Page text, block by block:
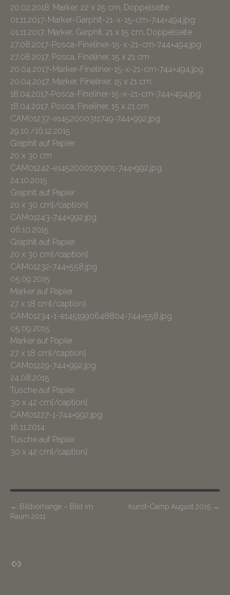
20.02.2018, Marker, 22 x 25 cm, Doppelseite
01.11.2017-Marker-Garphit-21-x-15-cm-744×494.jpg
01.11.2017, Marker, Garphit, 21 x 15 cm, Doppelseite
27.08.2017-Posca-Fineliner-15-x-21-cm-744×494.jpg
27.08.2017, Posca, Fineliner, 15 x 21 cm
20.04.2017-Marker-Fineliner-15-x-21-cm-744×494.jpg
20.04.2017, Marker, Fineliner, 15 x 21 cm
18.04.2017-Posca-Fineliner-15-x-21-cm-744×494.jpg
18.04.2017, Posca, Fineliner, 15 x 21 cm
CAM01237-e1452000311749-744×992.jpg
29.10./16.12.2015
Graphit auf Papier
20 x 30 cm
CAM01242-e1452000130901-744×992.jpg
24.10.2015
Graphit auf Papier
20 x 30 cm[/caption]
CAM01243-744×992.jpg
06.10.2015
Graphit auf Papier
20 x 30 cm[/caption]
CAM01232-744×558.jpg
05.09.2015
Marker auf Papier
27 x 18 cm[/caption]
CAM01234-1-e1451990648804-744×558.jpg
05.09.2015
Marker auf Papier
27 x 18 cm[/caption]
CAM01229-744×992.jpg
24.08.2015
Tusche auf Papier
30 x 42 cm[/caption]
CAM01227-1-744×992.jpg
16.11.2014
Tusche auf Papier
30 x 42 cm[/caption]
P
o
n
← Bildvorhänge – Bild im
Raum 2011
Kunst-Camp August 2015 →
Insta